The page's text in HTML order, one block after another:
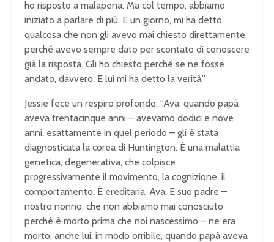
ho risposto a malapena. Ma col tempo, abbiamo
iniziato a parlare di più. E un giorno, mi ha detto
qualcosa che non gli avevo mai chiesto direttamente,
perché avevo sempre dato per scontato di conoscere
già la risposta. Gli ho chiesto perché se ne fosse
andato, davvero. E lui mi ha detto la verità.”
Jessie fece un respiro profondo. “Ava, quando papà
aveva trentacinque anni – avevamo dodici e nove
anni, esattamente in quel periodo – gli è stata
diagnosticata la corea di Huntington. È una malattia
genetica, degenerativa, che colpisce
progressivamente il movimento, la cognizione, il
comportamento. È ereditaria, Ava. E suo padre –
nostro nonno, che non abbiamo mai conosciuto
perché è morto prima che noi nascessimo – ne era
morto, anche lui, in modo orribile, quando papà aveva